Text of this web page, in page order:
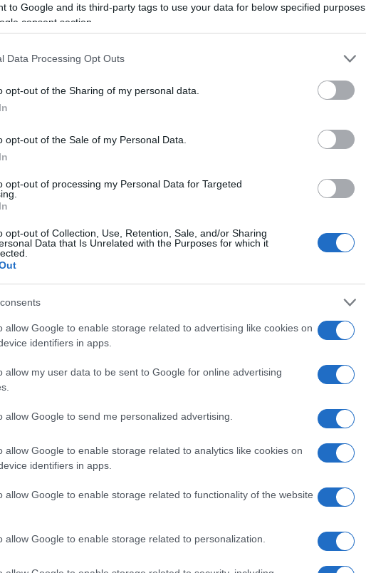
to Google and its third-party tags to use your data for below specified purposes
consent section.
Data Processing Opt Outs
opt-out of the Sharing of my personal data.
opt-out of the Sale of my Personal Data.
opt-out of processing my Personal Data for Targeted
opt-out of Collection, Use, Retention, Sale, and/or Sharing
Data that Is Unrelated with the Purposes for which it
allow Google to enable storage related to advertising like cookies on
identifiers in apps.
allow my user data to be sent to Google for online advertising
allow Google to send me personalized advertising.
allow Google to enable storage related to analytics like cookies on
identifiers in apps.
allow Google to enable storage related to functionality of the website
allow Google to enable storage related to personalization.
δηλώνει το επίπεδο φόρτισης και παρέχει
το αυτοκίνητο. Το ενσωματωμένο παιδικό κάθισμα
μέρος σε ένα αυτοκίνητο. Οι πλάτες των
πολυμέσων για τους επιβάτες στη δεύτερη και
σακίδια πλάτης.
διαμόρφωση
δύο διαφορετικών χωροταξικών διαρρυθμίσεων,
όλα τα χειριστήρια βρίσκονται στην ιδανική θέση
αφής είναι κάθετα ευθυγραμμισμένη,
που εμφανίζονται. Η διάταξη ανάπαυσης μπορεί να
Σε αυτή, το τιμόνι και ο πίνακας οργάνων
της πρώτης και της δεύτερης σειράς μετακινούνται
στη διάθεσή τους περισσότερο χώρο για
γλώσσα στη φετινή ετήσια συνέντευξη Τύπου τον
εταιρείας, όπως η στιβαρότητα, η λειτουργικότητα και
χαρακτηρίζεται από την ευρυχωρία, τα ανθεκτικά
φόρμες.
(live stream)